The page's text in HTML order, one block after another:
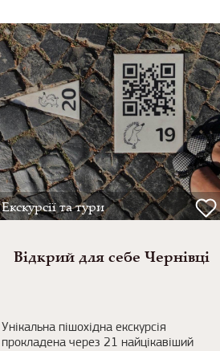
Екскурсії та тури
Відкрий для себе Чернівці
Унікальна пішохідна екскурсія
прокладена через 21 найцікавіший